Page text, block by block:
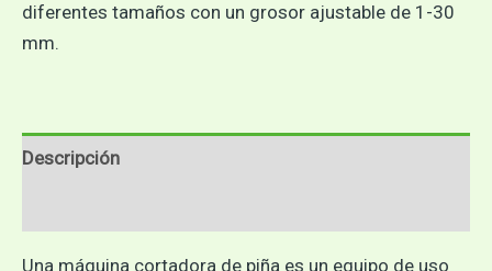
diferentes tamaños con un grosor ajustable de 1-30
mm.
Descripción
Una máquina cortadora de piña es un equipo de uso